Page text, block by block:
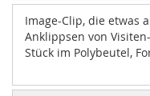
Image-Clip, die etwas
Anklippsen von
Stück im Polybeutel,